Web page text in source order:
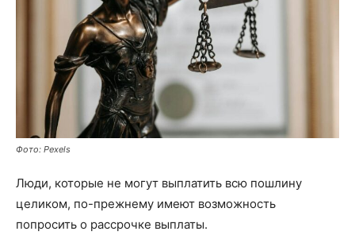
Фото: Pexels
Люди, которые не могут выплатить всю пошлину
целиком, по-прежнему имеют возможность
попросить о рассрочке выплаты.